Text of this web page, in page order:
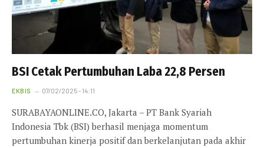
BSI Cetak Pertumbuhan Laba 22,8 Persen
EKBIS 07/02/2025 - 14:11
SURABAYAONLINE.CO, Jakarta – PT Bank Syariah
Indonesia Tbk (BSI) berhasil menjaga momentum
pertumbuhan kinerja positif dan berkelanjutan pada akhir